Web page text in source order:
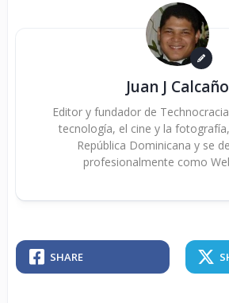
Juan J Calcaño
Editor y fundador de
tecnología, el cine y la
República Dominicana y se
profesionalmente como
SHARE